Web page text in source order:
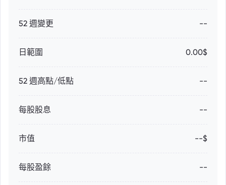
52 週變更 --
日範圍 0.00$
52 週高點/低點 --
每股股息 --
市值 --$
每股盈餘 --